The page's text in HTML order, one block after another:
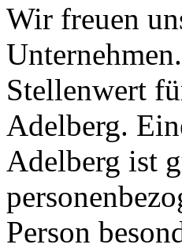
Wir freuen
Stellenwert
Adelberg.
Adelberg ist
Person